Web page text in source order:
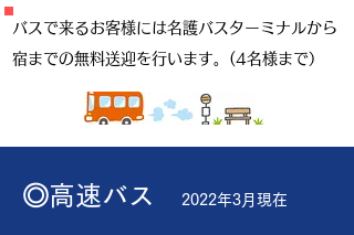
バスで来るお客様には​名護バスターミナルから
宿までの無料送迎を行います。(4名様まで）
◎高速バス 2022年3月現在